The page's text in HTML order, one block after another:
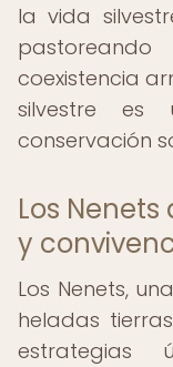
la vida
coexistencia
silvestre es
conservación
Los
y
Los Nenets,
heladas
estrategias